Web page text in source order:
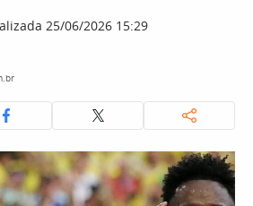
25/06/2026 15:29